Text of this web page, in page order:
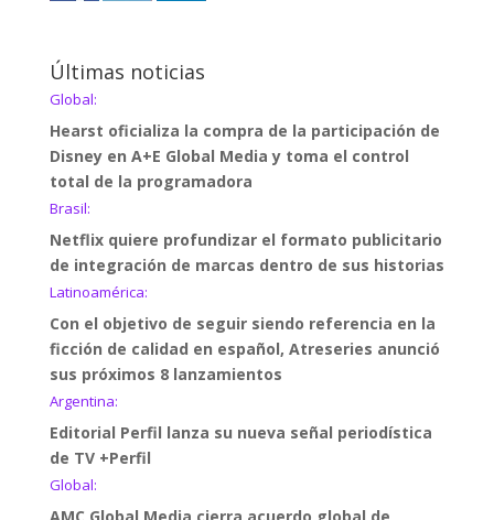
Últimas noticias
Global:
Hearst oficializa la compra de la participación de
Disney en A+E Global Media y toma el control
total de la programadora
Brasil:
Netflix quiere profundizar el formato publicitario
de integración de marcas dentro de sus historias
Latinoamérica:
Con el objetivo de seguir siendo referencia en la
ficción de calidad en español, Atreseries anunció
sus próximos 8 lanzamientos
Argentina:
Editorial Perfil lanza su nueva señal periodística
de TV +Perfil
Global: